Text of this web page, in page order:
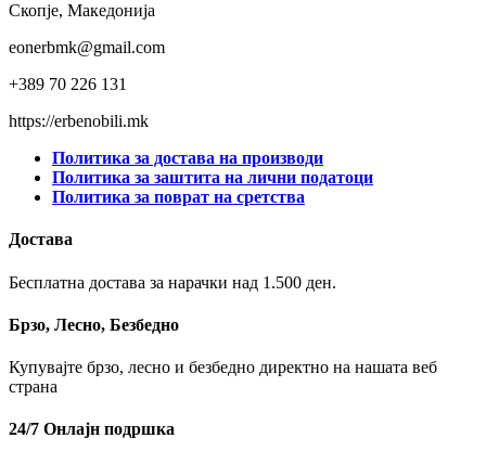
Скопје, Македонија
eonerbmk@gmail.com
+389 70 226 131
https://erbenobili.mk
Политика за достава на производи
Политика за заштита на лични податоци
Политика за поврат на сретства
Достава
Бесплатна достава за нарачки над 1.500 ден.
Брзо, Лесно, Безбедно
Купувајте брзо, лесно и безбедно директно на нашата веб
страна
24/7 Онлајн подршка